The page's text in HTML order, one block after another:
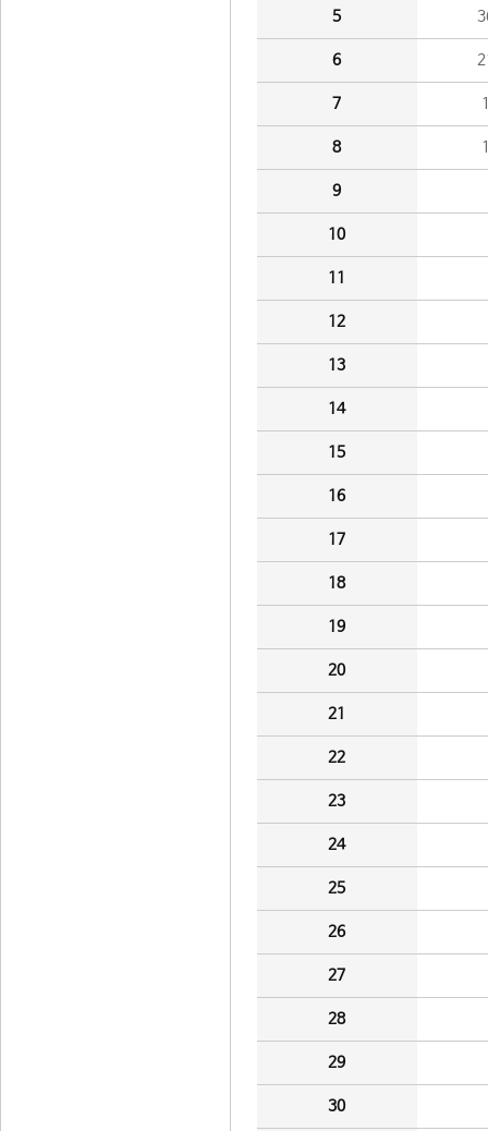
5
6
7
8
9
10
11
12
13
14
15
16
17
18
19
20
21
22
23
24
25
26
27
28
29
30